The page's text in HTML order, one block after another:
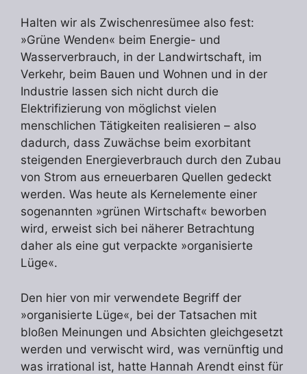
Halten wir als Zwischenresümee also fest:
»Grüne Wenden« beim Energie- und
Wasserverbrauch, in der Landwirtschaft, im
Verkehr, beim Bauen und Wohnen und in der
Industrie lassen sich nicht durch die
Elektrifizierung von möglichst vielen
menschlichen Tätigkeiten realisieren – also
dadurch, dass Zuwächse beim exorbitant
steigenden Energieverbrauch durch den Zubau
von Strom aus erneuerbaren Quellen gedeckt
werden. Was heute als Kernelemente einer
sogenannten »grünen Wirtschaft« beworben
wird, erweist sich bei näherer Betrachtung
daher als eine gut verpackte »organisierte
Lüge«.
Den hier von mir verwendete Begriff der
»organisierte Lüge«, bei der Tatsachen mit
bloßen Meinungen und Absichten gleichgesetzt
werden und verwischt wird, was vernünftig und
was irrational ist, hatte Hannah Arendt einst für